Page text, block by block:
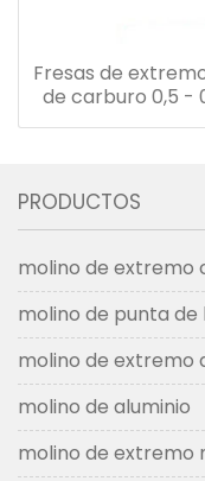
Fresas de
de carburo 0,5 -
PRODUCTOS
molino de extremo
molino de punta de
molino de extremo
molino de aluminio
molino de extremo